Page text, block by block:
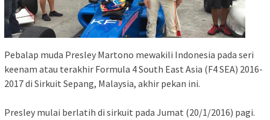
Pebalap muda Presley Martono mewakili Indonesia pada seri
keenam atau terakhir Formula 4 South East Asia (F4 SEA) 2016-
2017 di Sirkuit Sepang, Malaysia, akhir pekan ini.
Presley mulai berlatih di sirkuit pada Jumat (20/1/2016) pagi.